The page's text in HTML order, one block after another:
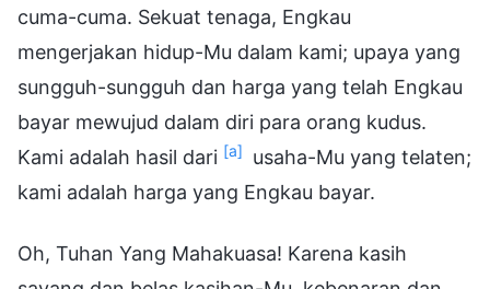
cuma-cuma. Sekuat tenaga, Engkau
mengerjakan hidup-Mu dalam kami; upaya yang
sungguh-sungguh dan harga yang telah Engkau
bayar mewujud dalam diri para orang kudus.
Kami adalah hasil dari [a]
usaha-Mu yang telaten;
kami adalah harga yang Engkau bayar.
Oh, Tuhan Yang Mahakuasa! Karena kasih